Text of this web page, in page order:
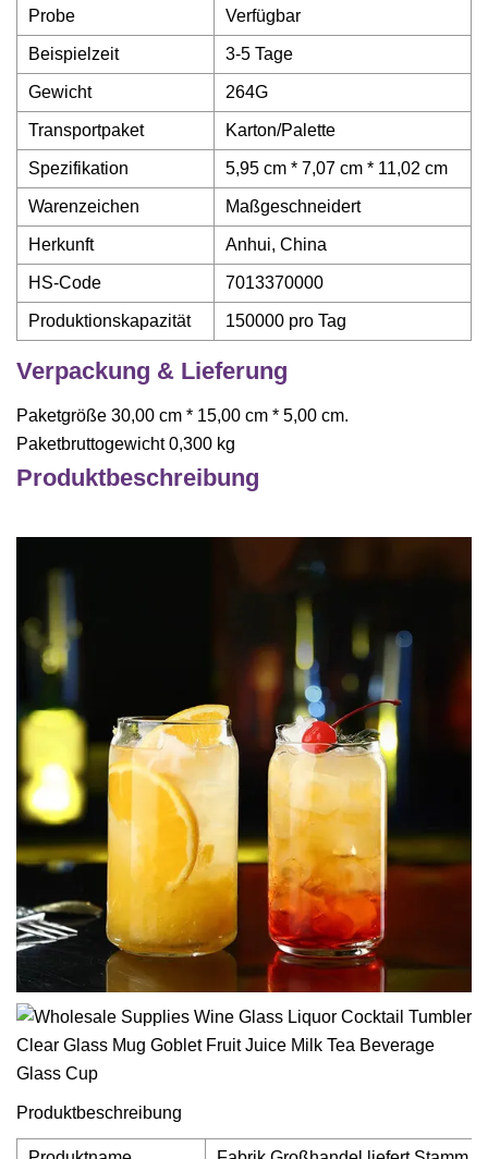
Probe Verfügbar
Beispielzeit 3-5 Tage
Gewicht 264G
Transportpaket Karton/Palette
Spezifikation 5,95 cm * 7,07 cm * 11,02 cm
Warenzeichen Maßgeschneidert
Herkunft Anhui, China
HS-Code 7013370000
Produktionskapazität 150000 pro Tag
Verpackung & Lieferung
Paketgröße 30,00 cm * 15,00 cm * 5,00 cm.
Paketbruttogewicht 0,300 kg
Produktbeschreibung
Produktbeschreibung